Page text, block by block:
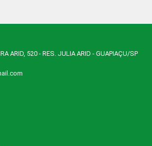
ARID, 520 - RES. JULIA ARID - GUAPIAÇU/SP